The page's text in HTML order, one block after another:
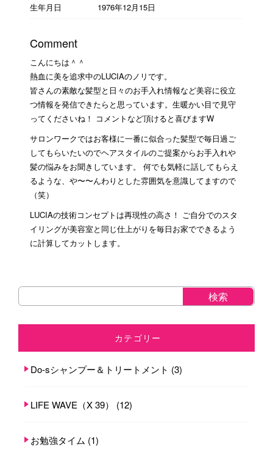
生年月日
1976年12月15日
Comment
こんにちは＾＾
熱血に美を追求中のLUCIAのノリです。
皆さんの素敵な髪型と日々のお手入れ情報など美容に役立
つ情報を発信できたらと思っています。生暖かい目で見守
ってくださいね！ コメントなど頂けると喜びますW
サロンワークではお客様に一番に似合った髪型で毎日過ご
してもらいたいのでヘアスタイルのご提案からお手入れや
髪の悩みをお聞きしています。 何でも気軽に話してもらえ
るような、や〜〜んわりとした雰囲気を意識してますので
（笑）
LUCIAの技術コンセプトは再現性の高さ！ ご自分でのスタ
イリングが美容室と同じ仕上がりを毎日お家でできるよう
に計算してカットします。
カテゴリー
Do-sシャンプー＆トリートメント (3)
LIFE WAVE（X 39） (12)
お勉強タイム (1)